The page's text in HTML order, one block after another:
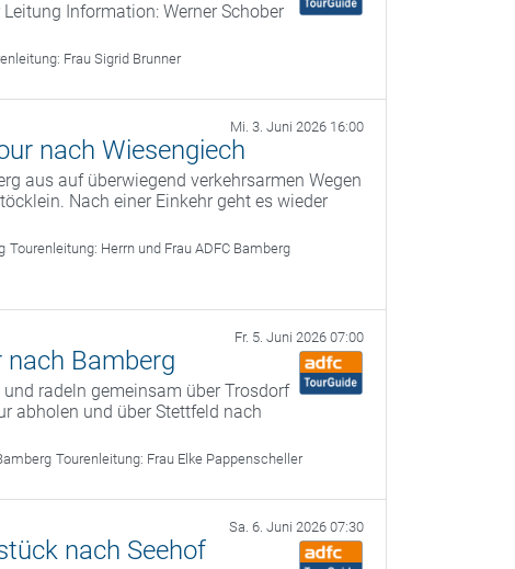
Information: Werner Schober
Frau Sigrid Brunner
Mi. 3. Juni 2026 16:00
nach Wiesengiech
aus auf überwiegend verkehrsarmen Wegen
Nach einer Einkehr geht es wieder
Tourenleitung: Herrn und Frau ADFC Bamberg
Fr. 5. Juni 2026 07:00
nach Bamberg
radeln gemeinsam über Trosdorf
abholen und über Stettfeld nach
Tourenleitung: Frau Elke Pappenscheller
Sa. 6. Juni 2026 07:30
nach Seehof